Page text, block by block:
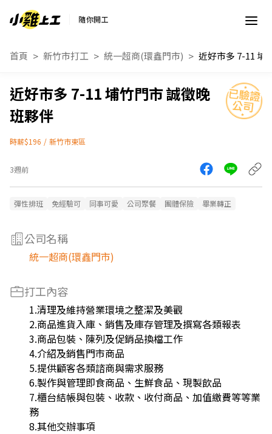
隨你開工
首頁 新竹市打工 統一超商(環鑫門市)
近好市多 7-11 埔竹門市 誠徵晚
班夥伴
時薪$196 / 新竹市東區
3週前
彈性排班 免經驗可 同事可愛 公司聚餐 團體保險 畢業轉正
公司名稱
統一超商(環鑫門市)
打工內容
1.清理及維持營業環境之整潔及美觀
2.商品進貨入庫、銷售及庫存管理及撰寫各類報表
3.商品包裝、陳列及促銷品換檔工作
4.介紹及銷售門市商品
5.提供顧客各類諮商與需求服務
6.製作與管理即食商品、生鮮食品、現製飲品
7.櫃台結帳與包裝、收款、收付商品、加值繳費等等業
務
8.其他交辦事項